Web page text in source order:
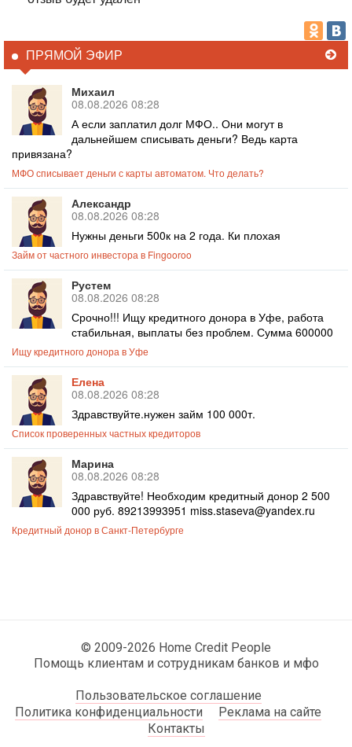
ПРЯМОЙ ЭФИР
Михаил
08.08.2026 08:28
А если заплатил долг МФО.. Они могут в
дальнейшем списывать деньги? Ведь карта
привязана?
МФО списывает деньги с карты автоматом. Что делать?
Александр
08.08.2026 08:28
Нужны деньги 500к на 2 года. Ки плохая
Займ от частного инвестора в Fingooroo
Рустем
08.08.2026 08:28
Срочно!!! Ищу кредитного донора в Уфе, работа
стабильная, выплаты без проблем. Сумма 600000
Ищу кредитного донора в Уфе
Елена
08.08.2026 08:28
Здравствуйте.нужен займ 100 000т.
Список проверенных частных кредиторов
Марина
08.08.2026 08:28
Здравствуйте! Необходим кредитный донор 2 500
000 руб. 89213993951 miss.staseva@yandex.ru
Кредитный донор в Санкт-Петербурге
© 2009-2026 Home Credit People
Помощь клиентам и сотрудникам банков и мфо
Пользовательское соглашение
Политика конфиденциальности
Реклама на сайте
Контакты